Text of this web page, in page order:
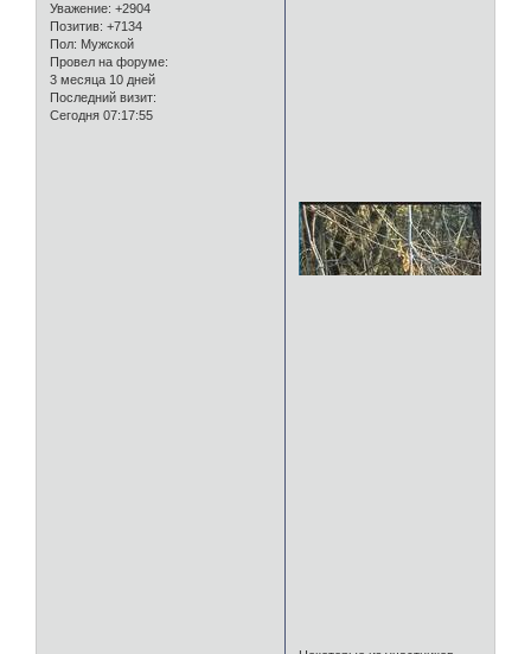
Уважение: +2904
Позитив: +7134
Пол: Мужской
Провел на форуме:
3 месяца 10 дней
Последний визит:
Сегодня 07:17:55